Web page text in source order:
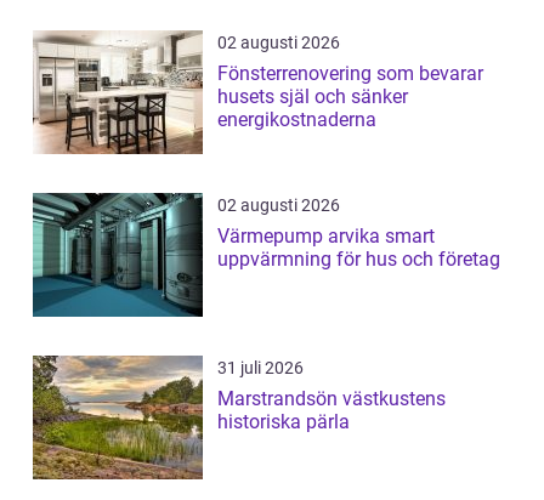
02 augusti 2026
Fönsterrenovering som bevarar
husets själ och sänker
energikostnaderna
02 augusti 2026
Värmepump arvika smart
uppvärmning för hus och företag
31 juli 2026
Marstrandsön västkustens
historiska pärla